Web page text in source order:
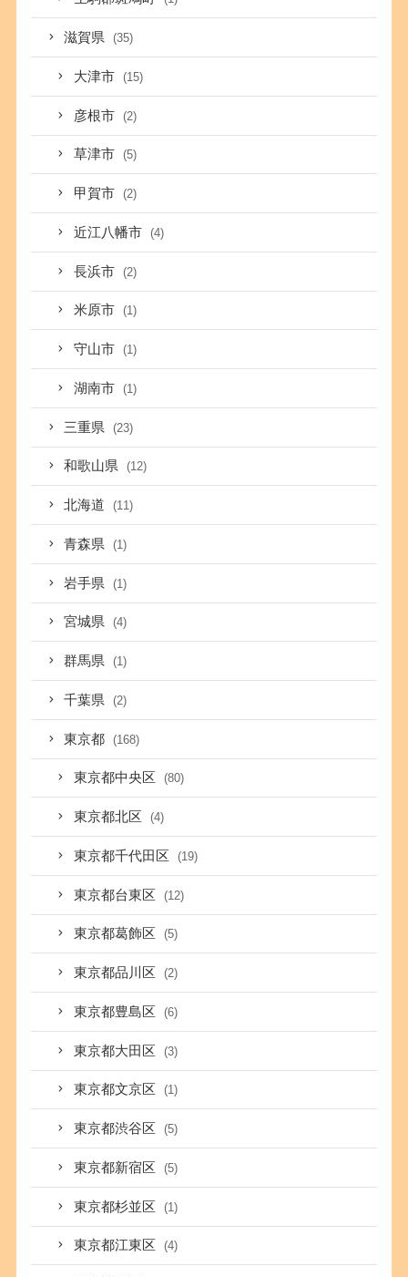
滋賀県 (35)
大津市 (15)
彦根市 (2)
草津市 (5)
甲賀市 (2)
近江八幡市 (4)
長浜市 (2)
米原市 (1)
守山市 (1)
湖南市 (1)
三重県 (23)
和歌山県 (12)
北海道 (11)
青森県 (1)
岩手県 (1)
宮城県 (4)
群馬県 (1)
千葉県 (2)
東京都 (168)
東京都中央区 (80)
東京都北区 (4)
東京都千代田区 (19)
東京都台東区 (12)
東京都葛飾区 (5)
東京都品川区 (2)
東京都豊島区 (6)
東京都大田区 (3)
東京都文京区 (1)
東京都渋谷区 (5)
東京都新宿区 (5)
東京都杉並区 (1)
東京都江東区 (4)